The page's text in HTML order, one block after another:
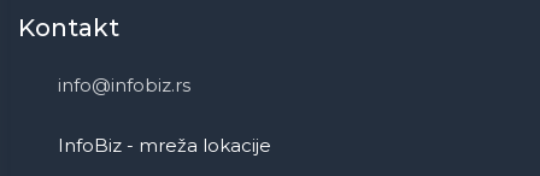
Kontakt
info@infobiz.rs
InfoBiz - mreža lokacije